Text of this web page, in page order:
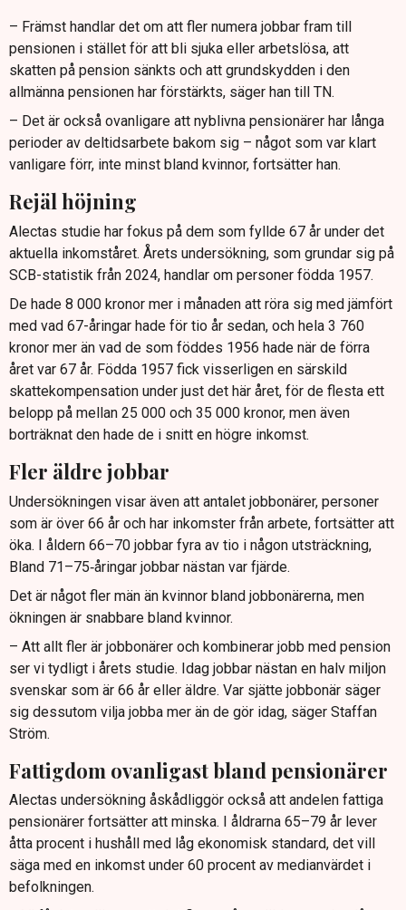
– Främst handlar det om att fler numera jobbar fram till
pensionen i stället för att bli sjuka eller arbetslösa, att
skatten på pension sänkts och att grundskydden i den
allmänna pensionen har förstärkts, säger han till TN.
– Det är också ovanligare att nyblivna pensionärer har långa
perioder av deltidsarbete bakom sig – något som var klart
vanligare förr, inte minst bland kvinnor, fortsätter han.
Rejäl höjning
Alectas studie har fokus på dem som fyllde 67 år under det
aktuella inkomståret. Årets undersökning, som grundar sig på
SCB-statistik från 2024, handlar om personer födda 1957.
De hade 8 000 kronor mer i månaden att röra sig med jämfört
med vad 67-åringar hade för tio år sedan, och hela 3 760
kronor mer än vad de som föddes 1956 hade när de förra
året var 67 år. Födda 1957 fick visserligen en särskild
skattekompensation under just det här året, för de flesta ett
belopp på mellan 25 000 och 35 000 kronor, men även
borträknat den hade de i snitt en högre inkomst.
Fler äldre jobbar
Undersökningen visar även att antalet jobbonärer, personer
som är över 66 år och har inkomster från arbete, fortsätter att
öka. I åldern 66–70 jobbar fyra av tio i någon utsträckning,
Bland 71–75‑åringar jobbar nästan var fjärde.
Det är något fler män än kvinnor bland jobbonärerna, men
ökningen är snabbare bland kvinnor.
– Att allt fler är jobbonärer och kombinerar jobb med pension
ser vi tydligt i årets studie. Idag jobbar nästan en halv miljon
svenskar som är 66 år eller äldre. Var sjätte jobbonär säger
sig dessutom vilja jobba mer än de gör idag, säger Staffan
Ström.
Fattigdom ovanligast bland pensionärer
Alectas undersökning åskådliggör också att andelen fattiga
pensionärer fortsätter att minska. I åldrarna 65–79 år lever
åtta procent i hushåll med låg ekonomisk standard, det vill
säga med en inkomst under 60 procent av medianvärdet i
befolkningen.